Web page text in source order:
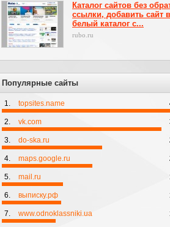
Каталог сайтов без
ссылки, добавить сайт в
белый каталог с...
rubo.ru
Популярные сайты
1. topsites.name
2. vk.com
3. do-ska.ru
4. maps.google.ru
5. mail.ru
6. выписку.рф
7. www.odnoklassniki.ua